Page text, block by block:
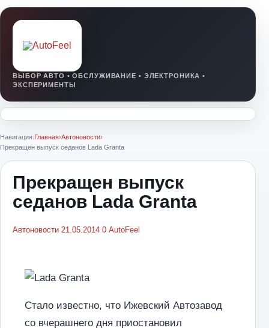
Навигация:Главная›Автоновости›
Прекращен выпуск седанов Lada Granta
Прекращен выпуск
седанов Lada Granta
Автоновости 21.05.2014 0 AutoFeel
Стало известно, что Ижевский Автозавод
со вчерашнего дня приостановил